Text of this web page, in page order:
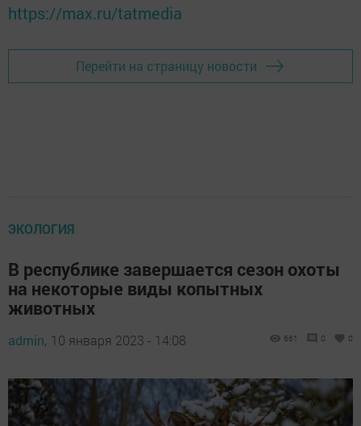
https://max.ru/tatmedia
Перейти на страницу новости
ЭКОЛОГИЯ
В республике завершается сезон охоты
на некоторые виды копытных
животных
admin, 10 января 2023 - 14:08 661 0 0